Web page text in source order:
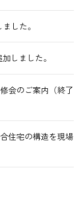
した。
しました。
会のご案内（終了
住宅の構造を現場